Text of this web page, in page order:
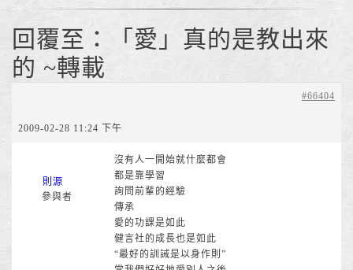
回覆至：「愛」真的是教出來
的 ~轉載
2009-02-28 11:24 下午
#66404
則源
參與者
沒有人一開始就什麼都會
都是靠學習
詢問前輩的經驗
傳承
愛的功課是如此
健言社的成長也是如此
“最好的訓誡是以身作則”